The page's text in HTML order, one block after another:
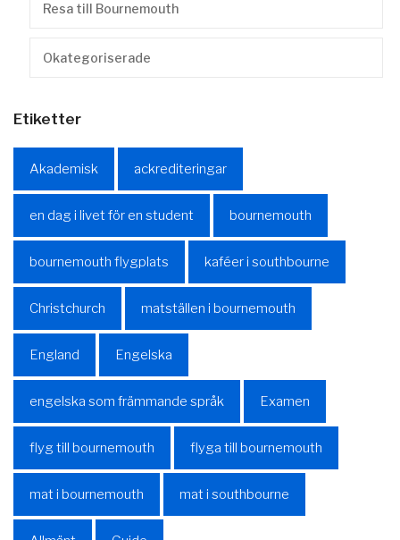
Resa till Bournemouth
Okategoriserade
Etiketter
Akademisk ackrediteringar
en dag i livet för en student bournemouth
bournemouth flygplats kaféer i southbourne
Christchurch matställen i bournemouth
England Engelska
engelska som främmande språk Examen
flyg till bournemouth flyga till bournemouth
mat i bournemouth mat i southbourne